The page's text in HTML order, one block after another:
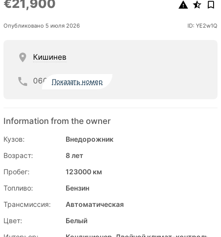
€21,900
Опубликовано 5 июля 2026 ID: YE2w1Q
Кишинев
060 Показать номер
Information from the owner
Кузов:
Внедорожник
Возраст:
8 лет
Пробег:
123000 км
Топливо:
Бензин
Трансмиссия:
Автоматическая
Цвет:
Белый